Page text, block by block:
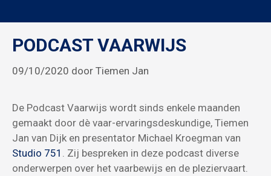
PODCAST VAARWIJS
09/10/2020 door Tiemen Jan
De Podcast Vaarwijs wordt sinds enkele maanden
gemaakt door dè vaar-ervaringsdeskundige, Tiemen
Jan van Dijk en presentator Michael Kroegman van
Studio 751
. Zij bespreken in deze podcast diverse
onderwerpen over het vaarbewijs en de pleziervaart.